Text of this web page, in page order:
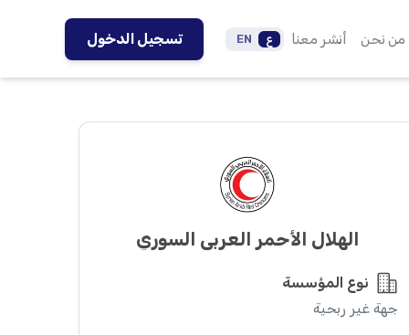
من نحن أنشر معنا ع EN تسجيل الدخول
الهلال الأحمر العربي السوري
نوع المؤسسة
جهة غير ربحية